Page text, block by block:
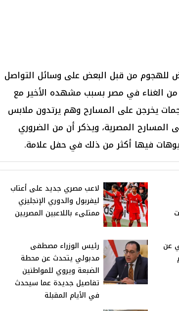
للهجوم من قبل البعض على وسائل التواصل
الغناء في مصربسبب مشهده الأخير مع
يخرجن على المسارح وهم يرتدون ملابس
المصرية، ويذكر أن من الضروري
فيها أكثر من ذلك في حفل علامة.
لاعب مصري جديد على أعتاب
ليفربول والدوري الإنجليزي
ممتلىء باللاعبين المصريين
عن
رئيس الوزراء مصطفى
مدبولي يتحدث عن محطة
الضبعة ويروي للمواطنين
تفاصيل جديدة عما سيحدث
في الأيام المقبلة